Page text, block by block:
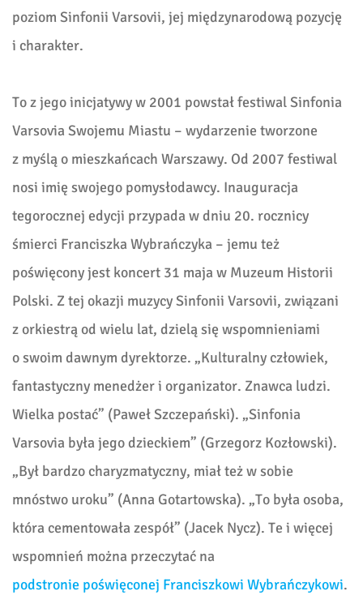
poziom Sinfonii Varsovii, jej międzynarodową pozycję
i charakter.
To z jego inicjatywy w 2001 powstał festiwal Sinfonia
Varsovia Swojemu Miastu – wydarzenie tworzone
z myślą o mieszkańcach Warszawy. Od 2007 festiwal
nosi imię swojego pomysłodawcy. Inauguracja
tegorocznej edycji przypada w dniu 20. rocznicy
śmierci Franciszka Wybrańczyka – jemu też
poświęcony jest koncert 31 maja w Muzeum Historii
Polski. Z tej okazji muzycy Sinfonii Varsovii, związani
z orkiestrą od wielu lat, dzielą się wspomnieniami
o swoim dawnym dyrektorze. „Kulturalny człowiek,
fantastyczny menedżer i organizator. Znawca ludzi.
Wielka postać” (Paweł Szczepański). „Sinfonia
Varsovia była jego dzieckiem” (Grzegorz Kozłowski).
„Był bardzo charyzmatyczny, miał też w sobie
mnóstwo uroku” (Anna Gotartowska). „To była osoba,
która cementowała zespół” (Jacek Nycz). Te i więcej
wspomnień można przeczytać na
podstronie poświęconej Franciszkowi Wybrańczykowi.